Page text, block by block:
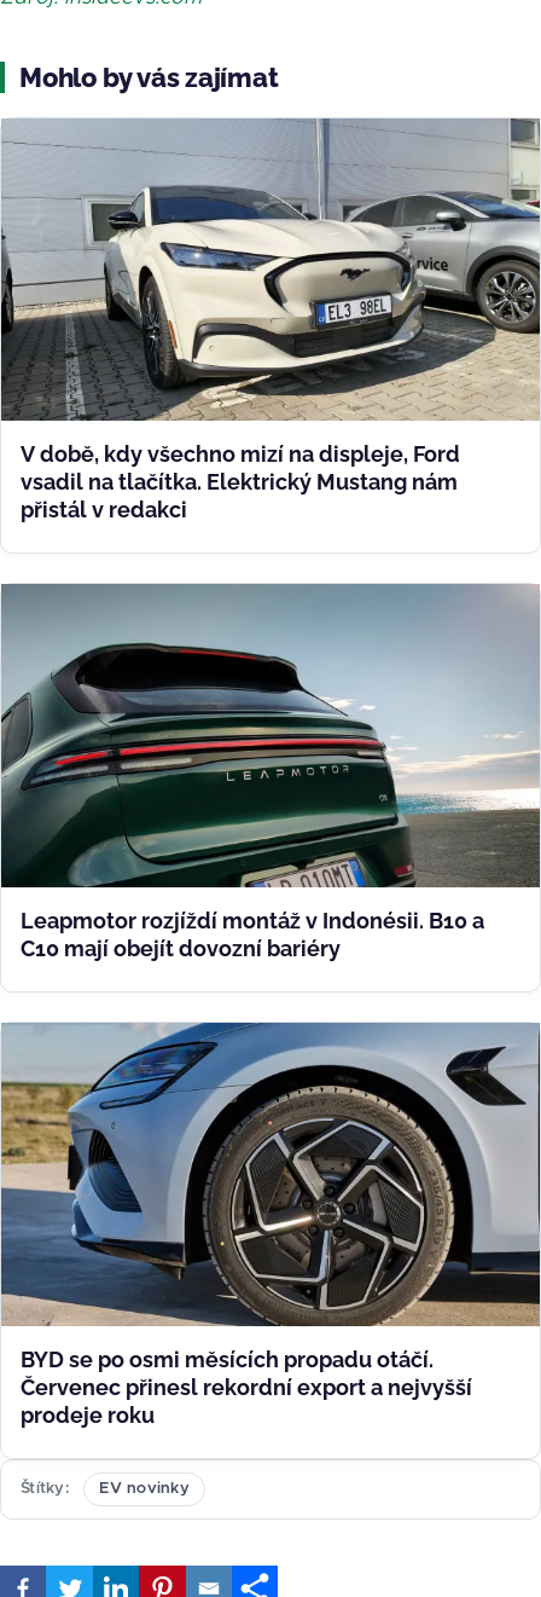
Mohlo by vás zajímat
V době, kdy všechno mizí na displeje, Ford
vsadil na tlačítka. Elektrický Mustang nám
přistál v redakci
Leapmotor rozjíždí montáž v Indonésii. B10 a
C10 mají obejít dovozní bariéry
BYD se po osmi měsících propadu otáčí.
Červenec přinesl rekordní export a nejvyšší
prodeje roku
Štítky EV novinky